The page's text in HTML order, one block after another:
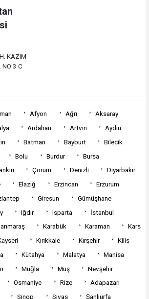
KAZIM
NO:3 C
Afyon Ağrı
Aksaray
Ardahan Artvin
Aydın
Batman Bayburt
Bilecik
Bolu Burdur
Bursa
Çorum Denizli
Diyarbakır
Elazığ Erzincan
Erzurum
Giresun
Gümüşhane
Iğdır Isparta
İstanbul
Karabük Karaman
Kars
Kırıkkale Kırşehir
Kilis
Kütahya Malatya
Manisa
Muğla Muş
Nevşehir
Osmaniye Rize
Adapazarı
Sinop Sivas Şanlıurfa